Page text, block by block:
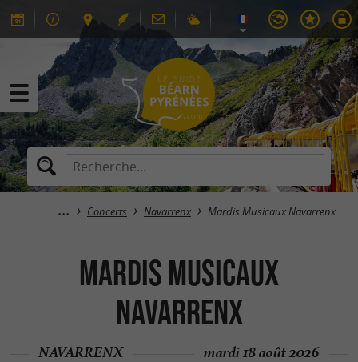
Concerts Navarrenx Mardis Musicaux Navarrenx
Mardis Musicaux
Navarrenx
NAVARRENX mardi 18 août 2026